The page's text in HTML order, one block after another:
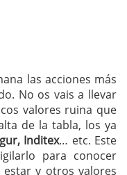
las acciones más
No os vais a llevar
valores ruina que
de la tabla, los ya
Inditex… etc. Este
para conocer
y otros valores